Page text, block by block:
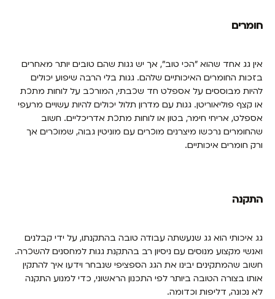
חומרים
אין גג אחד שהוא "הכי טוב", אך יש גגות שהם טובים יותר מאחרים
בזכות החומרים האיכותיים שלהם. גגות בלי הרבה שיפוע יכולים
להיות מבוססים על אספלט חד שכבתי, המורכב על לוחות מתכת
או קצף פוליאוריטן. גגות עם מדרון תלול יכולים להיות עשויים מרעפי
אספלט, אריחי חימר, בטון או לוחות מתכת אדריכליים. חשוב
שהחומרים נרכשו מיצרנים מוכרים עם מוניטין גבוה, שמוכרים אך
ורק חומרים איכותיים.
התקנה
גג איכותי הוא גג שנעשתה עבודה טובה בהתקנתו, על ידי קבלנים
ואנשי מקצוע מנוסים עם ניסיון רב בהתקנת גגות למחסנים להשכרה.
חשוב שהמתקינים יבינו את הגג הספציפי שנבחר וידעו איך להתקין
אותו בצורה הטובה ביותר לפי התכנון הראשוני, כדי למנוע התקנה
לא נכונה, דליפות וכדומה.